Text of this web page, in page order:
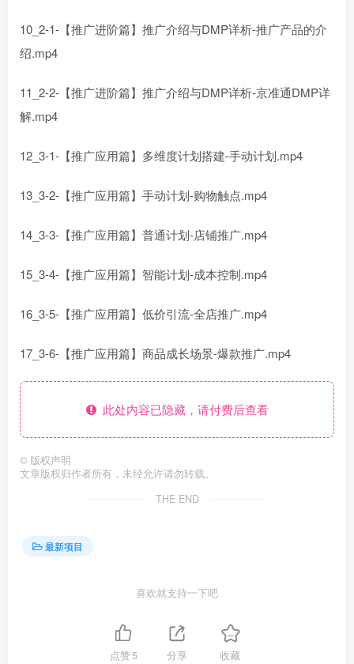
10_2-1-【推广进阶篇】推广介绍与DMP详析-推广产品的介
绍.mp4
11_2-2-【推广进阶篇】推广介绍与DMP详析-京准通DMP详
解.mp4
12_3-1-【推广应用篇】多维度计划搭建-手动计划.mp4
13_3-2-【推广应用篇】手动计划-购物触点.mp4
14_3-3-【推广应用篇】普通计划-店铺推广.mp4
15_3-4-【推广应用篇】智能计划-成本控制.mp4
16_3-5-【推广应用篇】低价引流-全店推广.mp4
17_3-6-【推广应用篇】商品成长场景-爆款推广.mp4
此处内容已隐藏，请付费后查看
© 版权声明
文章版权归作者所有，未经允许请勿转载。
THE END
最新项目
喜欢就支持一下吧
点赞5 分享 收藏